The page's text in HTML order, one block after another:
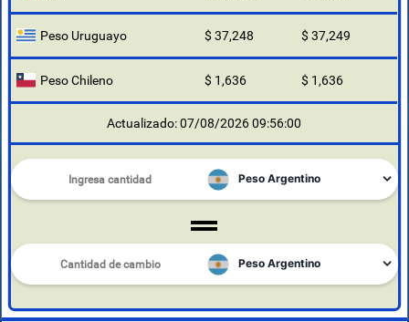
Peso Uruguayo $ 37,248 $ 37,249
Peso Chileno $ 1,636 $ 1,636
Actualizado: 07/08/2026 09:56:00